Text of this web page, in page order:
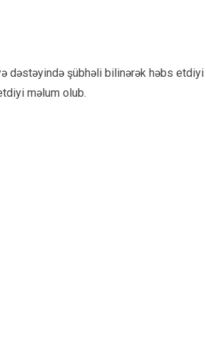
dəstəyində şübhəli bilinərək həbs etdiyi
məlum olub.